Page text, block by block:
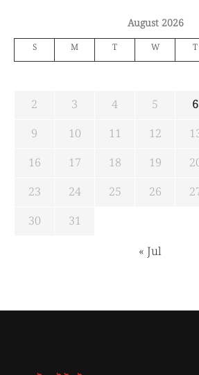
August 2026
S M T W T
2
3 4 5 6
9
10 11 12
16
17 18 19
23
24 25 26
30
31
« Jul